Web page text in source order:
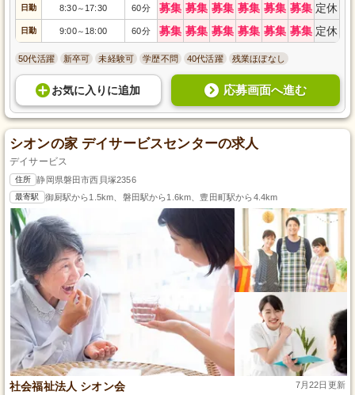
日勤 8:30～ 17:30 60分 募集 募集 募集 募集 募集 募集 定休
日勤 9:00～ 18:00 60分 募集 募集 募集 募集 募集 募集 定休
50代活躍 新卒可 未経験可 学歴不問 40代活躍 残業ほぼなし
お気に入り に追加 応募画面へ進む
シオンの家 デイサービスセンターの求人
デイサービス
住所 静岡県磐田市西貝塚2356
最寄駅 御厨駅から1.5km、磐田駅から1.6km、豊田町駅から4.4km
社会福祉法人 シオン会 7月22日更新